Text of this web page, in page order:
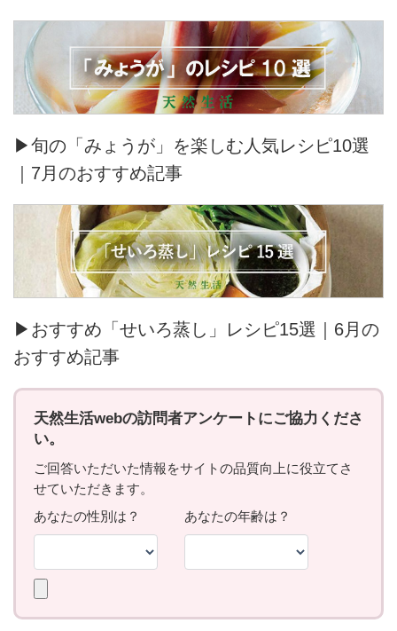
▶旬の「みょうが」を楽しむ人気レシピ10選
｜7月のおすすめ記事
▶おすすめ「せいろ蒸し」レシピ15選｜6月の
おすすめ記事